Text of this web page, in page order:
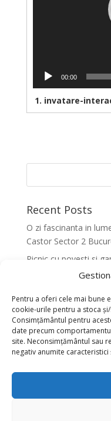
Pentru a oferi cele mai bune
cookie-urile pentru a stoca
Consimțământul pentru
date precum
site. Neconsimțământul sau
negativ anumite caracteristici
00:00
1. invatare-
Recent Posts
O zi fascinanta in
Castor Sector 2
Picnic cu povesti si
Castor Sector 2
Bucuresti
Activitati senzoriale
armonioasa a
Bucuresti
Recent